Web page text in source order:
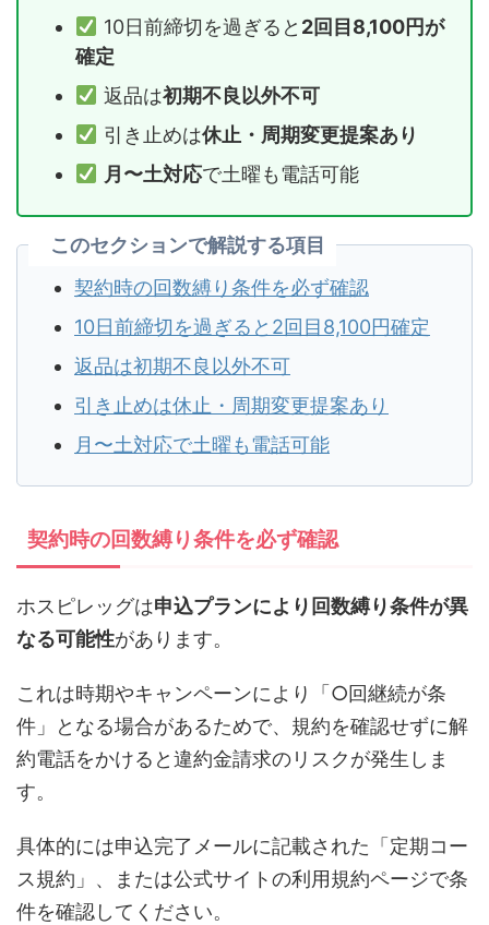
10日前締切を過ぎると 2回目8,100円が
確定
返品は初期不良以外不可
引き止めは休止・周期変更提案あり
月〜土対応で土曜も電話可能
このセクションで解説する項目
契約時の回数縛り条件を必ず確認
10日前締切を過ぎると2回目8,100円確定
返品は初期不良以外不可
引き止めは休止・周期変更提案あり
月〜土対応で土曜も電話可能
契約時の回数縛り条件を必ず確認
ホスピレッグは申込プランにより回数縛り条件が異
なる可能性があります。
これは時期やキャンペーンにより「○回継続が条
件」となる場合があるためで、規約を確認せずに解
約電話をかけると違約金請求のリスクが発生しま
す。
具体的には申込完了メールに記載された「定期コー
ス規約」、または公式サイトの利用規約ページで条
件を確認してください。